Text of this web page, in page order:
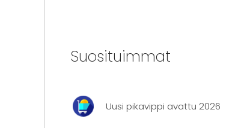
Suosituimmat
Uusi pikavippi avattu 2026